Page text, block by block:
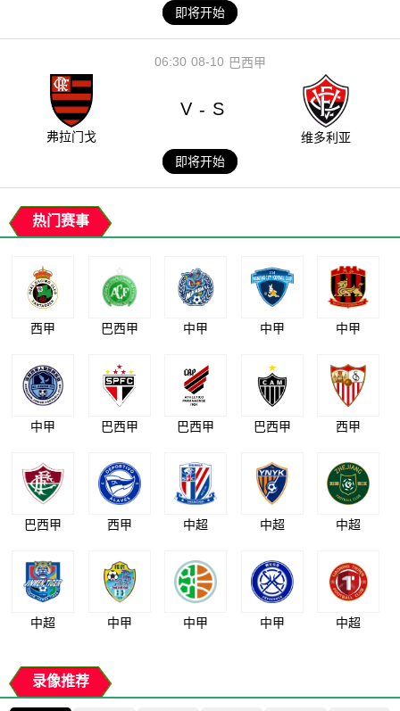
即将开始
08-10
06:30 巴西甲
弗拉门戈
V - S
维多利亚
即将开始
热门赛事
西甲 巴西甲 中甲 中甲 中甲
中甲 巴西甲 巴西甲 巴西甲 西甲
巴西甲 西甲 中超 中超 中超
中超 中甲 中甲 中甲 中超
录像推荐